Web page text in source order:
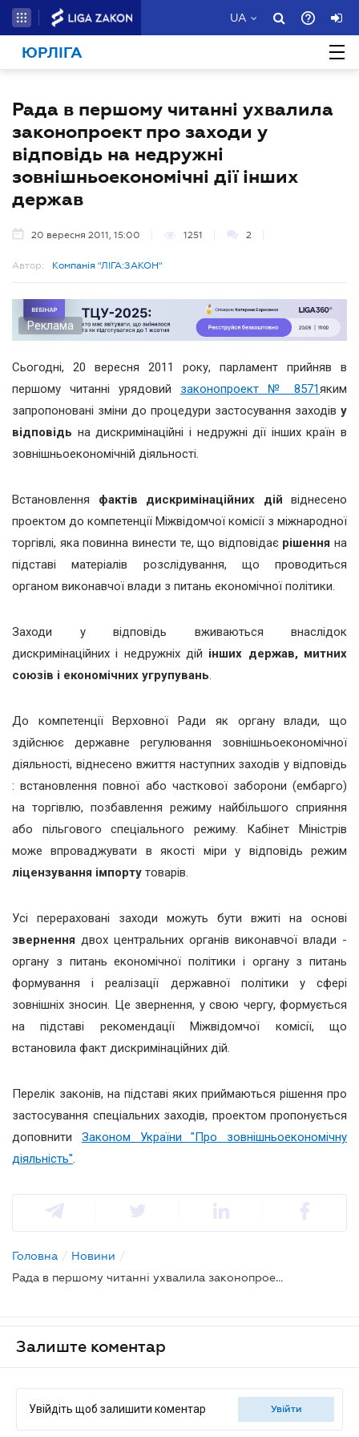
UA
ЮРЛІГА
Рада в першому читанні ухвалила
законопроект про заходи у
відповідь на недружні
зовнішньоекономічні дії інших
держав
20 вересня 2011, 15:00 1251 2
Автор: Компанія "ЛІГА:ЗАКОН"
Реклама
Сьогодні, 20 вересня 2011 року, парламент прийняв в
першому читанні урядовий законопроект № 8571яким
запропоновані зміни до процедури застосування заходів у
відповідь на дискримінаційні і недружні дії інших країн в
зовнішньоекономічній діяльності.
Встановлення фактів дискримінаційних дій віднесено
проектом до компетенції Міжвідомчої комісії з міжнародної
торгівлі, яка повинна винести те, що відповідає рішення на
підставі матеріалів розслідування, що проводиться
органом виконавчої влади з питань економічної політики.
Заходи у відповідь вживаються внаслідок
дискримінаційних і недружніх дій інших держав, митних
союзів і економічних угрупувань.
До компетенції Верховної Ради як органу влади, що
здійснює державне регулювання зовнішньоекономічної
діяльності, віднесено вжиття наступних заходів у відповідь
: встановлення повної або часткової заборони (ембарго)
на торгівлю, позбавлення режиму найбільшого сприяння
або пільгового спеціального режиму. Кабінет Міністрів
може впроваджувати в якості міри у відповідь режим
ліцензування імпорту товарів.
Усі перераховані заходи можуть бути вжиті на основі
звернення двох центральних органів виконавчої влади -
органу з питань економічної політики і органу з питань
формування і реалізації державної політики у сфері
зовнішніх зносин. Це звернення, у свою чергу, формується
на підставі рекомендації Міжвідомчої комісії, що
встановила факт дискримінаційних дій.
Перелік законів, на підставі яких приймаються рішення про
застосування спеціальних заходів, проектом пропонується
доповнити Законом України "Про зовнішньоекономічну
діяльність".
Головна / Новини /
Рада в першому читанні ухвалила законопроект про заходи у відповідь на недружні зовнішньоекономічні дії інших держав
Залиште коментар
Увійдіть щоб залишити коментар увійти